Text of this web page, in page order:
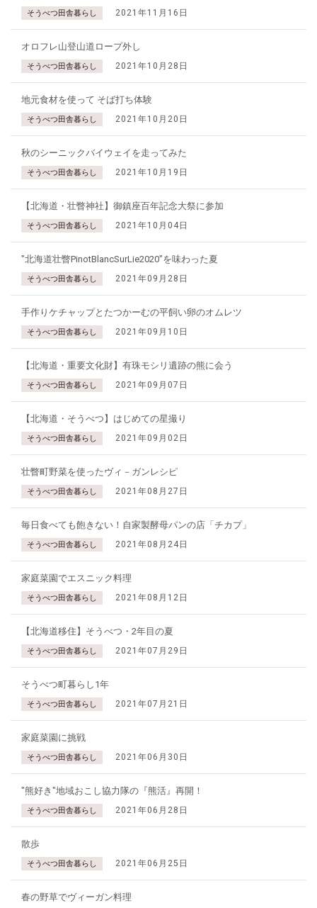
そうべつ田舎暮らし 2021年11月16日
オロフレ山登山道ロープ外し
そうべつ田舎暮らし 2021年10月28日
地元食材を使って そば打ち体験
そうべつ田舎暮らし 2021年10月20日
秋のシーニックバイウェイを走ってみた
そうべつ田舎暮らし 2021年10月19日
【北海道・壮瞥神社】御鎮座百年記念大祭に参加
そうべつ田舎暮らし 2021年10月04日
"北海道壮瞥PinotBlancSurLie2020"を味わった夏
そうべつ田舎暮らし 2021年09月28日
手作りケチャップとたつかーむの平飼い卵のオムレツ
そうべつ田舎暮らし 2021年09月10日
【北海道・重要文化財】有珠モシリ遺跡の熊に会う
そうべつ田舎暮らし 2021年09月07日
【北海道・そうべつ】はじめての星撮り
そうべつ田舎暮らし 2021年09月02日
壮瞥町野菜を使ったヴィ－ガンレシピ
そうべつ田舎暮らし 2021年08月27日
毎日食べても飽きない！自家製酵母パンの店「チカプ」
そうべつ田舎暮らし 2021年08月24日
家庭菜園でエスニック料理
そうべつ田舎暮らし 2021年08月12日
【北海道移住】そうべつ・2年目の夏
そうべつ田舎暮らし 2021年07月29日
そうべつ町暮らし1年
そうべつ田舎暮らし 2021年07月21日
家庭菜園に挑戦
そうべつ田舎暮らし 2021年06月30日
"熊好き"地域おこし協力隊の『熊活』再開！
そうべつ田舎暮らし 2021年06月28日
散歩
そうべつ田舎暮らし 2021年06月25日
春の野草でヴィーガン料理